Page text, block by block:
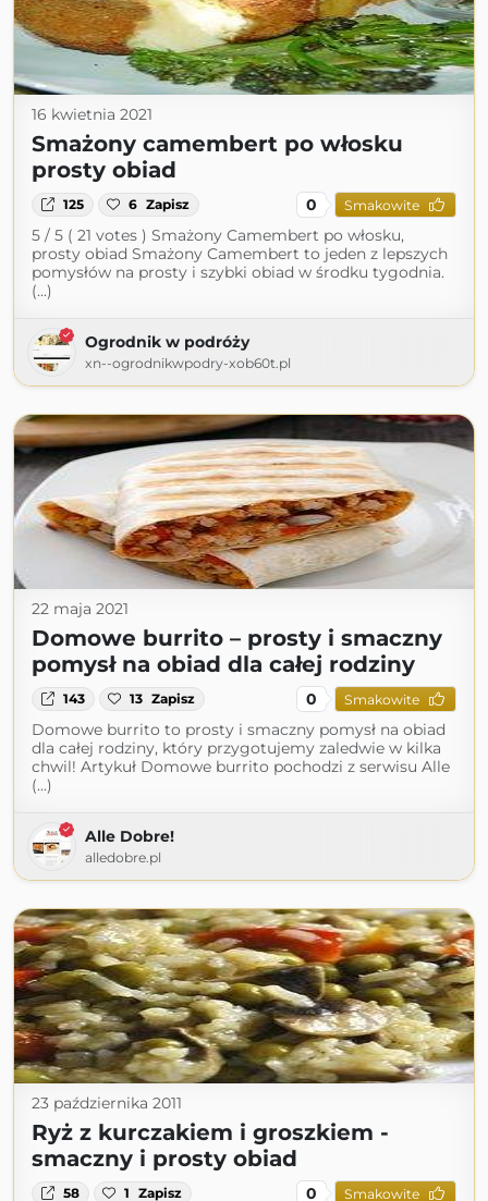
16 kwietnia 2021
Smażony camembert po włosku
prosty obiad
125 6 Zapisz 0 Smakowite
5 / 5 ( 21 votes ) Smażony Camembert po włosku,
prosty obiad Smażony Camembert to jeden z lepszych
pomysłów na prosty i szybki obiad w środku tygodnia.
(...)
Ogrodnik w podróży
xn--ogrodnikwpodry-xob60t.pl
22 maja 2021
Domowe burrito – prosty i smaczny
pomysł na obiad dla całej rodziny
143 13 Zapisz 0 Smakowite
Domowe burrito to prosty i smaczny pomysł na obiad
dla całej rodziny, który przygotujemy zaledwie w kilka
chwil! Artykuł Domowe burrito pochodzi z serwisu Alle
(...)
Alle Dobre!
alledobre.pl
23 października 2011
Ryż z kurczakiem i groszkiem -
smaczny i prosty obiad
58 1 Zapisz 0 Smakowite